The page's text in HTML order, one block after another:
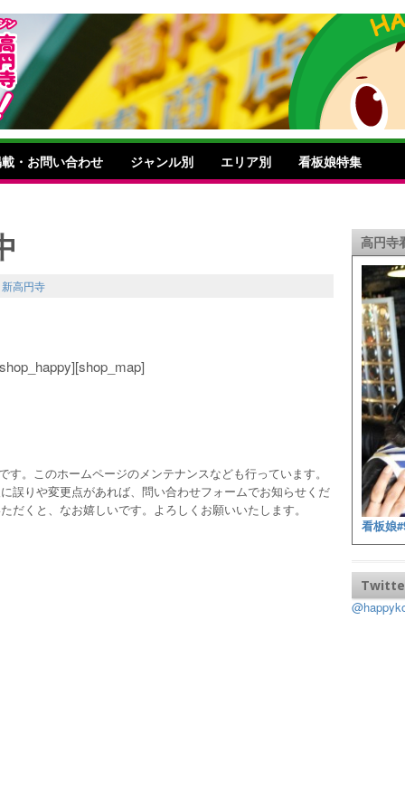
・お問い合わせ ジャンル別 エリア別 看板娘特集
新高円寺
す。このホームページのメンテナンスなども行っています。
誤りや変更点があれば、問い合わせフォームでお知らせくだ
だくと、なお嬉しいです。よろしくお願いいたします。
高円寺
看板娘